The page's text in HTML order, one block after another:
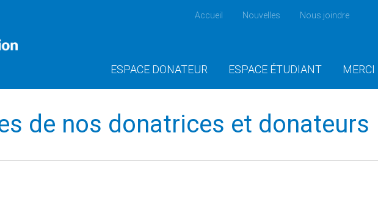
Accueil Nouvelles Nous joindre
ESPACE DONATEUR ESPACE ÉTUDIANT MERCI
de nos donatrices et donateurs